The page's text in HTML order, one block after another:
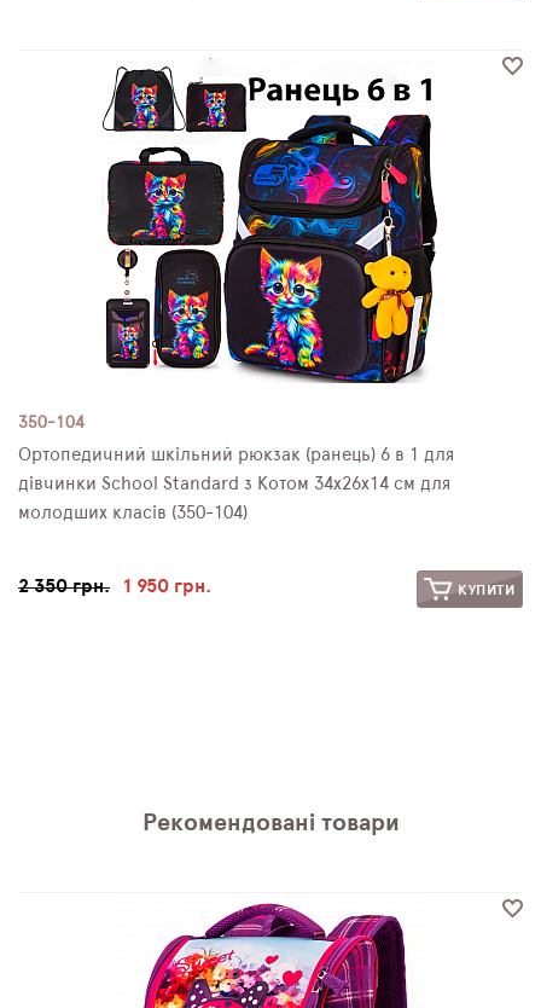
350-104
Ортопедичний шкільний рюкзак (ранець) 6 в 1 для
дівчинки School Standard з Котом 34х26х14 см для
молодших класів (350-104)
2 350 грн. 1 950 грн. КУПИТИ
Рекомендовані товари